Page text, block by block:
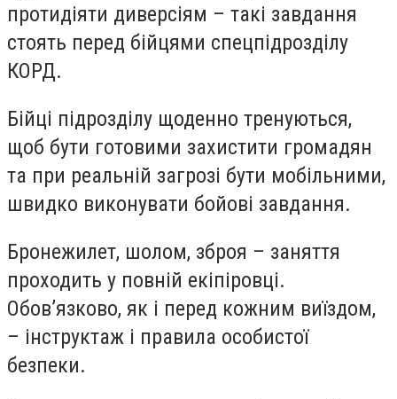
протидіяти диверсіям – такі завдання
стоять перед бійцями спецпідрозділу
КОРД.
Бійці підрозділу щоденно тренуються,
щоб бути готовими захистити громадян
та при реальній загрозі бути мобільними,
швидко виконувати бойові завдання.
Бронежилет, шолом, зброя – заняття
проходить у повній екіпіровці.
Обов’язково, як і перед кожним виїздом,
– інструктаж і правила особистої
безпеки.